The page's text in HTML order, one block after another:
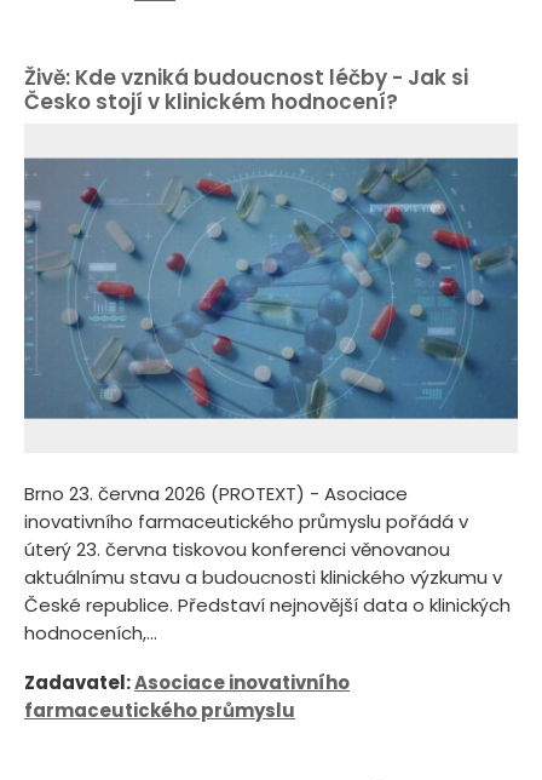
Živě: Kde vzniká budoucnost léčby - Jak si
Česko stojí v klinickém hodnocení?
Brno 23. června 2026 (PROTEXT) - Asociace
inovativního farmaceutického průmyslu pořádá v
úterý 23. června tiskovou konferenci věnovanou
aktuálnímu stavu a budoucnosti klinického výzkumu v
České republice. Představí nejnovější data o klinických
hodnoceních,...
Zadavatel:Asociace inovativního
farmaceutického průmyslu